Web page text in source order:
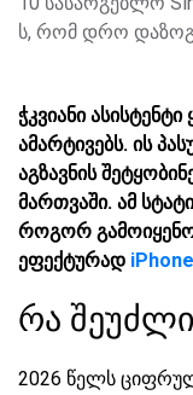
ს, რომ დრო
ჭკვიანი
ამარტივებს. ის
აგზავნის
მართვაში. ამ
როგორ
ეფექტურად iPhone
რა
2026 წელს ციფრულ